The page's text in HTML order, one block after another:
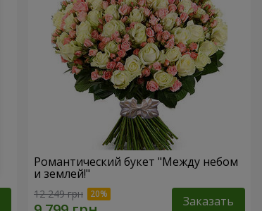
Романтический букет "Между небом
и землей!"
12 249 грн Заказать